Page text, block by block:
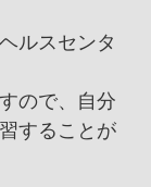
ルスセンタ
ので、自分
することが